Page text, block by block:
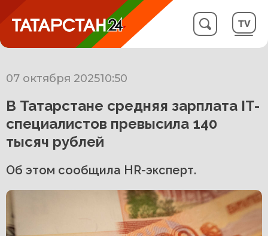
07 октября 202510:50
В Татарстане средняя зарплата IT-
специалистов превысила 140
тысяч рублей
Об этом сообщила HR-эксперт.